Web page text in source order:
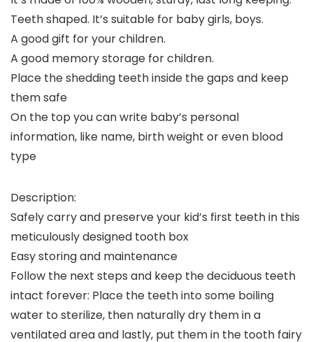
Teeth shaped. It’s suitable for baby girls, boys.
A good gift for your children.
A good memory storage for children.
Place the shedding teeth inside the gaps and keep
them safe
On the top you can write baby’s personal
information, like name, birth weight or even blood
type
Description:
Safely carry and preserve your kid’s first teeth in this
meticulously designed tooth box
Easy storing and maintenance
Follow the next steps and keep the deciduous teeth
intact forever: Place the teeth into some boiling
water to sterilize, then naturally dry them in a
ventilated area and lastly, put them in the tooth fairy